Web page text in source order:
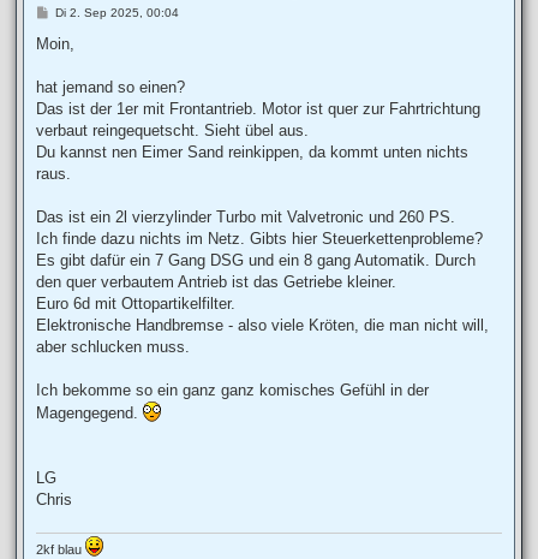
B
i
a
Di 2. Sep 2025, 00:04
Moin,
hat jemand so einen?
Das ist der 1er mit Frontantrieb. Motor ist quer zur Fahrtrichtung
verbaut reingequetscht. Sieht übel aus.
Du kannst nen Eimer Sand reinkippen, da kommt unten nichts
raus.
Das ist ein 2l vierzylinder Turbo mit Valvetronic und 260 PS.
Ich finde dazu nichts im Netz. Gibts hier Steuerkettenprobleme?
Es gibt dafür ein 7 Gang DSG und ein 8 gang Automatik. Durch
den quer verbautem Antrieb ist das Getriebe kleiner.
Euro 6d mit Ottopartikelfilter.
Elektronische Handbremse - also viele Kröten, die man nicht will,
aber schlucken muss.
Ich bekomme so ein ganz ganz komisches Gefühl in der
Magengegend.
LG
Chris
2kf blau